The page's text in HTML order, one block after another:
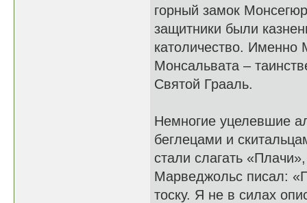
горный замок
защитники были
католичество. Именно
Монсальвата –
Святой Грааль.
Немногие уцелевшие
беглецами и
стали слагать
Марведжольс писал:
тоску. Я не в силах